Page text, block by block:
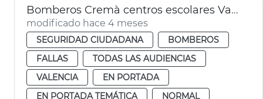
Bomberos Cremà centros escolares València
modificado hace 4 meses
SEGURIDAD CIUDADANA
BOMBEROS
FALLAS
TODAS LAS AUDIENCIAS
VALENCIA
EN PORTADA
EN PORTADA TEMÁTICA
NORMAL